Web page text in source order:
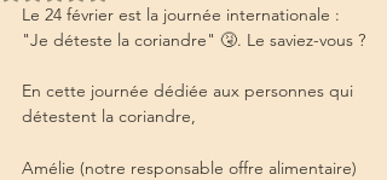
Le 24 février est la journée internationale :
"Je déteste la coriandre" 🤧. Le saviez-vous ?
En cette journée dédiée aux personnes qui
détestent la coriandre,
Amélie (notre responsable offre alimentaire)